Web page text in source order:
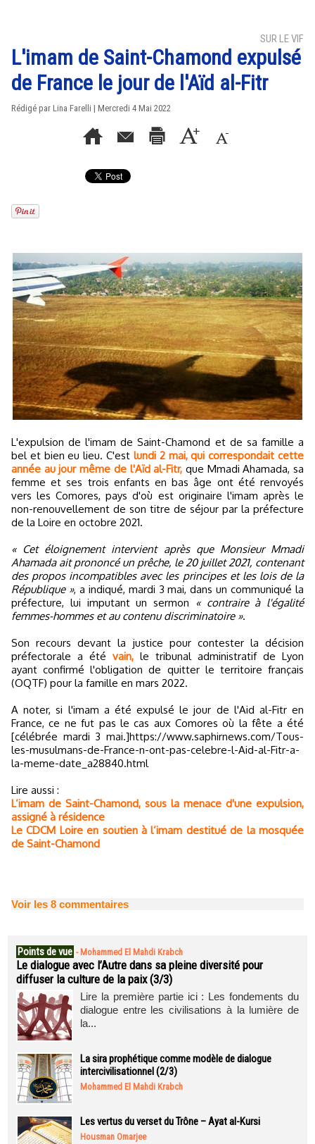
SUR LE VIF
L'imam de Saint-Chamond expulsé
de France le jour de l'Aïd al-Fitr
Rédigé par Lina Farelli | Mercredi 4 Mai 2022
L'expulsion de l'imam de Saint-Chamond et de sa famille a
bel et bien eu lieu. C'est lundi 2 mai, qui correspondait cette
année au jour même de l'Aïd al-Fitr, que Mmadi Ahamada, sa
femme et ses trois enfants en bas âge ont été renvoyés
vers les Comores, pays d'où est originaire l'imam après le
non-renouvellement de son titre de séjour par la préfecture
de la Loire en octobre 2021.
« Cet éloignement intervient après que Monsieur Mmadi
Ahamada ait prononcé un prêche, le 20 juillet 2021, contenant
des propos incompatibles avec les principes et les lois de la
République », a indiqué, mardi 3 mai, dans un communiqué la
préfecture, lui imputant un sermon
« contraire à l'égalité
femmes-hommes et au contenu discriminatoire ».
Son recours devant la justice pour contester la décision
préfectorale a été vain, le tribunal administratif de Lyon
ayant confirmé l'obligation de quitter le territoire français
(OQTF) pour la famille en mars 2022.
A noter, si l'imam a été expulsé le jour de l'Aid al-Fitr en
France, ce ne fut pas le cas aux Comores où la fête a été
[célébrée mardi 3 mai.]https://www.saphirnews.com/Tous-
les-musulmans-de-France-n-ont-pas-celebre-l-Aid-al-Fitr-a-
la-meme-date_a28840.html
Lire aussi :
L’imam de Saint-Chamond, sous la menace d'une expulsion,
assigné à résidence
Le CDCM Loire en soutien à l’imam destitué de la mosquée
de Saint-Chamond
Voir les 8 commentaires
Points de vue - Mohammed El Mahdi Krabch
Le dialogue avec l’Autre dans sa pleine diversité pour
diffuser la culture de la paix (3/3)
Lire la première partie ici : Les fondements du
dialogue entre les civilisations à la lumière de
la...
La sira prophétique comme modèle de dialogue
intercivilisationnel (2/3)
Mohammed El Mahdi Krabch
Les vertus du verset du Trône – Ayat al-Kursi
Housman Omarjee